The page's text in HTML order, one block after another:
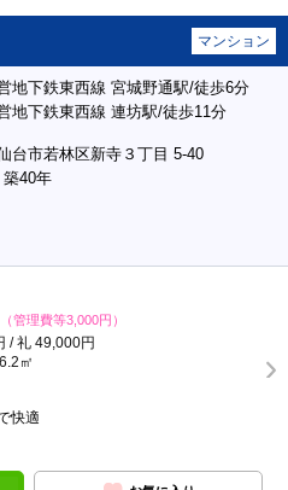
マンション
地下鉄東西線 宮城野通駅/徒歩6分
地下鉄東西線 連坊駅/徒歩11分
台市若林区新寺３丁目 5-40
40年
（管理費等3,000円）
/ 礼 49,000円
㎡
快適